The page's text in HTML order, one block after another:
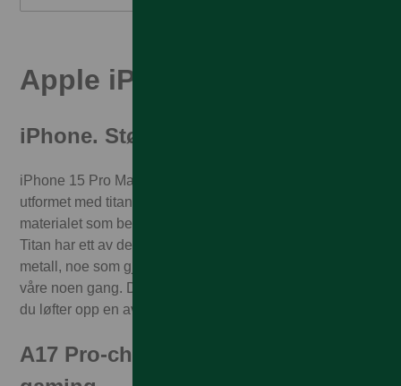
Apple iPhone 15 Pro Max
iPhone. Støpt i titan.
iPhone 15 Pro Max er den første iPhonen som er
utformet med titan i romfartskvalitet – det samme
materialet som benyttes i romfartøy på ferder til Mars.
Titan har ett av de beste styrke til vekt-forholdene i et
metall, noe som gjør dette til de letteste Pro-modellene
våre noen gang. Du kommer til å merke forskjellen straks
du løfter opp en av dem.
A17 Pro-chipen. En episk seier for